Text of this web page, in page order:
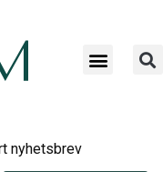
nyhetsbrev